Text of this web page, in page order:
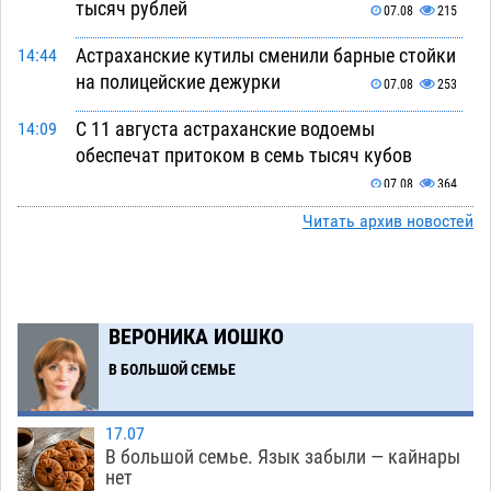
тысяч рублей 07.08 215
14:44
Астраханские кутилы сменили барные стойки
на полицейские дежурки
07.08 253
14:09
С 11 августа астраханские водоемы
обеспечат притоком в семь тысяч кубов
07.08 364
Астраханский аэропорт попробует отбиться
помойку
11:58
В Астрахани подросток угнал мотоцикл и
похитил чужие мобильник с банковскими
картами
11:20
Астраханцев ждут на парковом газоне с
Читать архив новостей
ВЕРОНИКА ИОШКО
В БОЛЬШОЙ СЕМЬЕ
17.07
В большой семье. Язык забыли — кайнары
нет